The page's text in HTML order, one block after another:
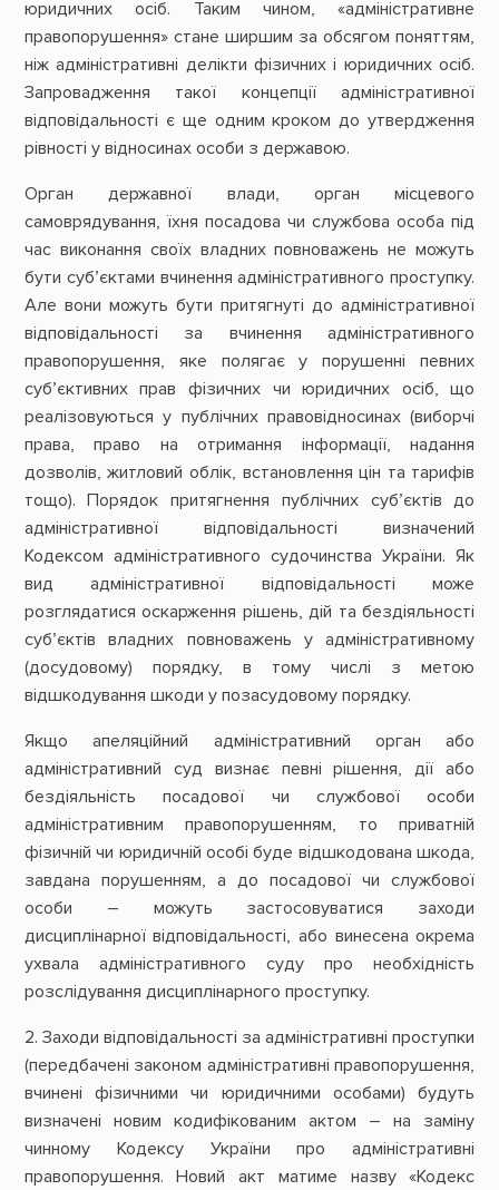
юридичних осіб. Таким чином, «адміністративне
правопорушення» стане ширшим за обсягом поняттям,
ніж адміністративні делікти фізичних і юридичних осіб.
Запровадження такої концепції адміністративної
відповідальності є ще одним кроком до утвердження
рівності у відносинах особи з державою.
Орган державної влади, орган місцевого
самоврядування, їхня посадова чи службова особа під
час виконання своїх владних повноважень не можуть
бути суб’єктами вчинення адміністративного проступку.
Але вони можуть бути притягнуті до адміністративної
відповідальності за вчинення адміністративного
правопорушення, яке полягає у порушенні певних
суб’єктивних прав фізичних чи юридичних осіб, що
реалізовуються у публічних правовідносинах (виборчі
права, право на отримання інформації, надання
дозволів, житловий облік, встановлення цін та тарифів
тощо). Порядок притягнення публічних суб’єктів до
адміністративної відповідальності визначений
Кодексом адміністративного судочинства України. Як
вид адміністративної відповідальності може
розглядатися оскарження рішень, дій та бездіяльності
суб’єктів владних повноважень у адміністративному
(досудовому) порядку, в тому числі з метою
відшкодування шкоди у позасудовому порядку.
Якщо апеляційний адміністративний орган або
адміністративний суд визнає певні рішення, дії або
бездіяльність посадової чи службової особи
адміністративним правопорушенням, то приватній
фізичній чи юридичній особі буде відшкодована шкода,
завдана порушенням, а до посадової чи службової
особи – можуть застосовуватися заходи
дисциплінарної відповідальності, або винесена окрема
ухвала адміністративного суду про необхідність
розслідування дисциплінарного проступку.
2. Заходи відповідальності за адміністративні проступки
(передбачені законом адміністративні правопорушення,
вчинені фізичними чи юридичними особами) будуть
визначені новим кодифікованим актом – на заміну
чинному Кодексу України про адміністративні
правопорушення. Новий акт матиме назву «Кодекс